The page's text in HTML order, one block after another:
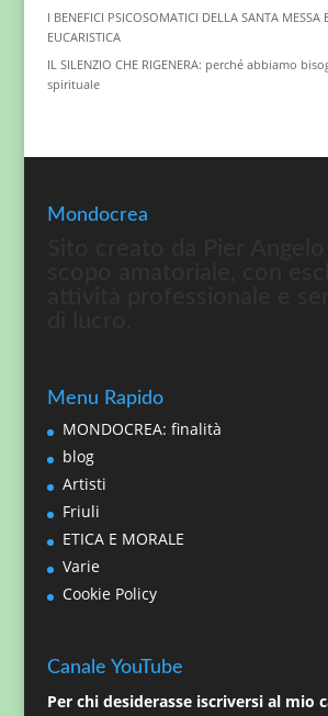
I BENEFICI PSICOSOMATICI DELLA SANTA MESSA
EUCARISTICA
IL SILENZIO CHE RIGENERA: perché abbiamo
spirituale
Mondocrea
Menu Rapido
MONDOCREA: finalità
blog
Artisti
Friuli
ETICA E MORALE
Varie
Cookie Policy
Canale YouTube
Per chi desiderasse iscriversi al mio